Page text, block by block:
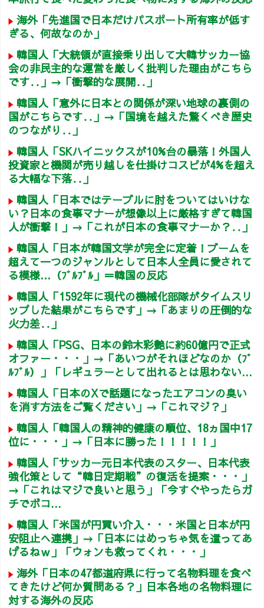
海外「先進国で日本だけパスポート所有率が低す
ぎる、何故なのか」
韓国人「大統領が直接乗り出して大韓サッカー協
会の非民主的な運営を厳しく批判した理由がこちら
です‥」→「衝撃的な展開‥」
韓国人「意外に日本との関係が深い地球の裏側の
国がこちらです‥」→「国境を越えた驚くべき歴史
のつながり‥」
韓国人「SKハイニックスが10%台の暴落！外国人
投資家と機関が売り越しを仕掛けコスピが4%を超え
る大幅な下落‥」
韓国人「日本ではテーブルに肘をついてはいけな
い？日本の食事マナーが想像以上に厳格すぎて韓国
人が衝撃！」→「これが日本の食事マナーか？‥」
韓国人「日本が韓国文学が完全に定着！ブームを
超えて一つのジャンルとして日本人全員に愛されて
る模様…（ﾌﾞﾙﾌﾞﾙ」＝韓国の反応
韓国人「1592年に現代の機械化部隊がタイムスリ
ップした結果がこちらです」→「あまりの圧倒的な
火力差‥」
韓国人「PSG、日本の鈴木彩艶に約60億円で正式
オファー・・・」→「あいつがそれほどなのか（ﾌﾞ
ﾙﾌﾞﾙ）」「レギュラーとして出れるとは思わない...
韓国人「日本のXで話題になったエアコンの臭い
を消す方法をご覧ください」→「これマジ？」
韓国人「韓国人の精神的健康の順位、18ヵ国中17
位に・・・」→「日本に勝った！！！！！」
韓国人「サッカー元日本代表のスター、日本代表
強化策として“韓日定期戦”の復活を提案・・・」
→「これはマジで良いと思う」「今すぐやったらガ
チでボコ...
韓国人「米国が円買い介入・・・米国と日本が円
安阻止へ連携」→「日本にはめっちゃ気を遣ってあ
げるねｗ」「ウォンも救ってくれ・・・」
海外「日本の47都道府県に行って名物料理を食べ
てきたけど何か質問ある？」日本各地の名物料理に
対する海外の反応